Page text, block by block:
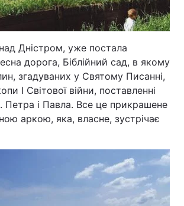
Дністром, уже постала
дорога, Біблійний сад, в якому
згадуваних у Святому Писанні,
І Світової війни, поставленні
Петра і Павла. Все це прикрашене
аркою, яка, власне, зустрічає